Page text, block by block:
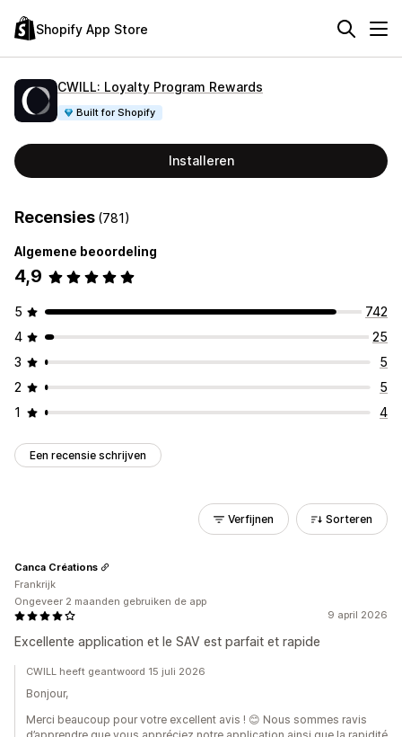
Shopify App Store
CWILL: Loyalty Program Rewards
Built for Shopify
Installeren
Recensies (781)
Algemene beoordeling
4,9
5
742
4
25
3
5
2
5
1
4
Een recensie schrijven
Verfijnen Sorteren
9 april 2026
Excellente application et le SAV est parfait et rapide
Canca Créations
Frankrijk
Ongeveer 2 maanden gebruiken de app
CWILL heeft geantwoord 15 juli 2026
Bonjour,
Merci beaucoup pour votre excellent avis ! 😊 Nous sommes ravis